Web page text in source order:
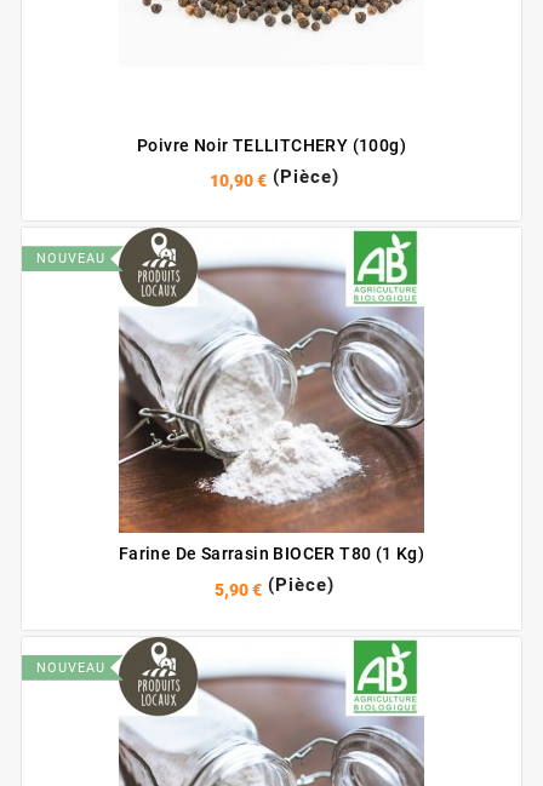
Poivre Noir TELLITCHERY (100g)
10,90 € (Pièce)
NOUVEAU
Farine De Sarrasin BIOCER T80 (1 Kg)
5,90 € (Pièce)
NOUVEAU